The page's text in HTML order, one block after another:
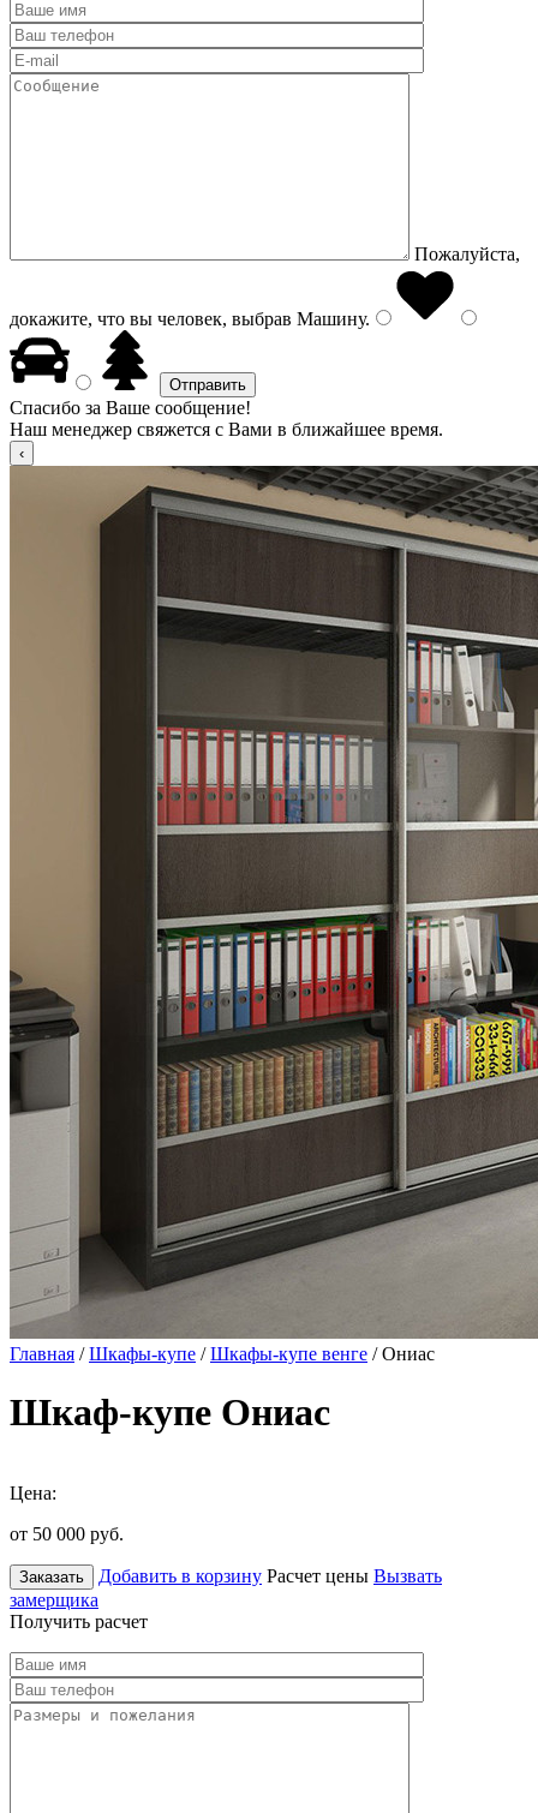
Пожалуйста,
докажите, что вы человек, выбрав Машину.
Спасибо за Ваше сообщение!
Наш менеджер свяжется с Вами в ближайшее время.
Главная /Шкафы-купе /Шкафы-купе венге / Ониас
Шкаф-купе Ониас
Цена:
от 50 000 руб.
Заказать Добавить в корзину Расчет цены Вызвать
замерщика
Получить расчет